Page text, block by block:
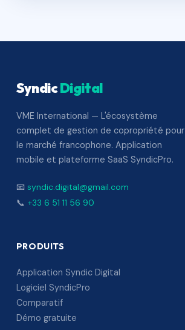
SyndicDigital
VME International — L'écosystème
complet de gestion de copropriété pour
le marché francophone. Application
mobile et plateforme SaaS SyndicPro.
📧 syndic.digital@gmail.com
📞 +33 6 51 11 56 90
PRODUITS
Application Syndic Digital
Logiciel SyndicPro
Comparatif
Démo gratuite